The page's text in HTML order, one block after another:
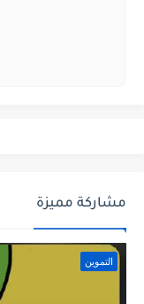
مشاركة مميزة
التموين